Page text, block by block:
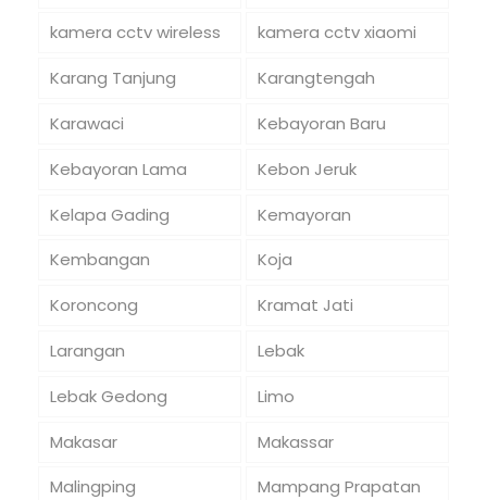
kamera cctv wireless
kamera cctv xiaomi
Karang Tanjung
Karangtengah
Karawaci
Kebayoran Baru
Kebayoran Lama
Kebon Jeruk
Kelapa Gading
Kemayoran
Kembangan
Koja
Koroncong
Kramat Jati
Larangan
Lebak
Lebak Gedong
Limo
Makasar
Makassar
Malingping
Mampang Prapatan